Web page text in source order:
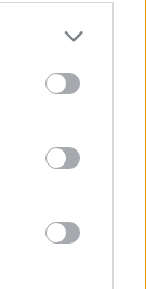
more Google
may click to
tags to
Google
el